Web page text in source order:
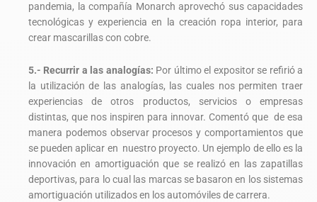
pandemia, la compañía Monarch aprovechó sus capacidades
tecnológicas y experiencia en la creación ropa interior, para
crear mascarillas con cobre.
5.- Recurrir a las analogías: Por último el expositor se refirió a
la utilización de las analogías, las cuales nos permiten traer
experiencias de otros productos, servicios o empresas
distintas, que nos inspiren para innovar. Comentó que de esa
manera podemos observar procesos y comportamientos que
se pueden aplicar en nuestro proyecto. Un ejemplo de ello es la
innovación en amortiguación que se realizó en las zapatillas
deportivas, para lo cual las marcas se basaron en los sistemas
amortiguación utilizados en los automóviles de carrera.